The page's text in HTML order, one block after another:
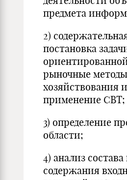
предмета
2)
постановка
рыночные методы
хозяйствования и
применение СВТ;
3) определение
области;
4) анализ состава
содержания